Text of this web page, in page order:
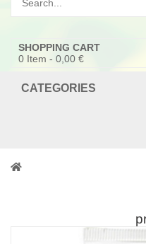
SHOPPING CART
0 Item - 0,00 €
CATEGORIES